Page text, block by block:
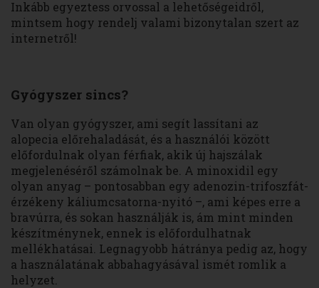
Inkább egyeztess orvossal a lehetőségeidről,
mintsem hogy rendelj valami bizonytalan szert az
internetről!
Gyógyszer sincs?
Van olyan gyógyszer, ami segít lassítani az
alopecia előrehaladását, és a használói között
előfordulnak olyan férfiak, akik új hajszálak
megjelenéséről számolnak be. A minoxidil egy
olyan anyag – pontosabban egy adenozin-trifoszfát-
érzékeny káliumcsatorna-nyitó –, ami képes erre a
bravúrra, és sokan használják is, ám mint minden
készítménynek, ennek is előfordulhatnak
mellékhatásai. Legnagyobb hátránya pedig az, hogy
a használatának abbahagyásával ismét romlik a
helyzet.